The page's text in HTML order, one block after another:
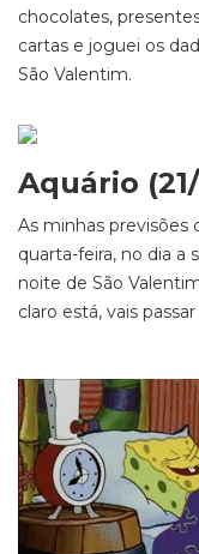
chocolates,
cartas e joguei os
São Valentim.
Aquário
As minhas previsões
quarta-feira, no dia a
noite de São
claro está, vais